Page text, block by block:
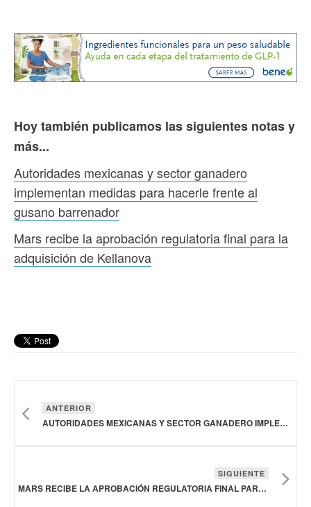
Hoy también publicamos las siguientes notas y
más...
Autoridades mexicanas y sector ganadero
implementan medidas para hacerle frente al
gusano barrenador
Mars recibe la aprobación regulatoria final para la
adquisición de Kellanova
ANTERIOR
AUTORIDADES MEXICANAS Y SECTOR GANADERO IMPLEMENTAN MEDIDAS PARA HACERLE FRENTE AL GUSANO BARRENADOR
SIGUIENTE
MARS RECIBE LA APROBACIÓN REGULATORIA FINAL PARA LA ADQUISICIÓN DE KELLANOVA